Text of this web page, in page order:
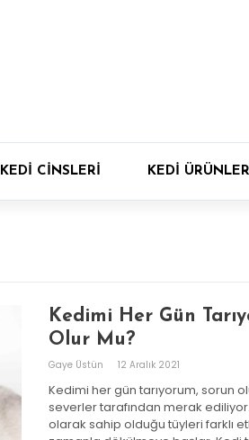
KEDI CINSLERI KEDI
Kedimi Her Gün
Olur Mu?
Gaye Üstün 12 Aralık 2021
Kedimi her gün tarıyorum, sorun
severler tarafından merak
olarak sahip olduğu tüyleri farklı